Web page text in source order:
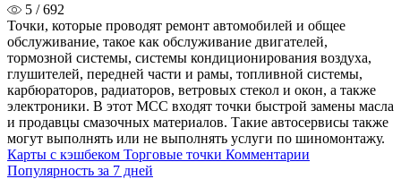
5 / 692
Точки, которые проводят ремонт автомобилей и общее
обслуживание, такое как обслуживание двигателей,
тормозной системы, системы кондиционирования воздуха,
глушителей, передней части и рамы, топливной системы,
карбюраторов, радиаторов, ветровых стекол и окон, а также
электроники. В этот MCC входят точки быстрой замены масла
и продавцы смазочных материалов. Такие автосервисы также
могут выполнять или не выполнять услуги по шиномонтажу.
Карты с кэшбеком Торговые точки Комментарии
Популярность за 7 дней